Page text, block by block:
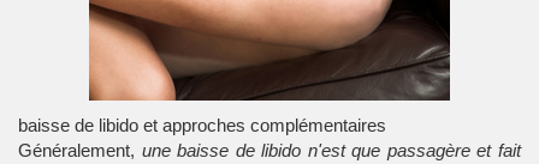
baisse de libido et approches complémentaires
Généralement, unebaisse de libido n'est que passagère et fait